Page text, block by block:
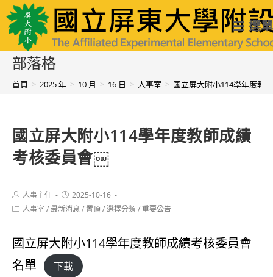
跳
轉
至
國立屏東大學附設實驗國民小學 選單
部落格
首頁 > 2025 年 > 10 月 > 16 日 > 人事室 > 國立屏大附小114學年度教
國立屏大附小114學年度教師成績
考核委員會￼
Post
author:
人事主任
Post
published:
2025-10-16
Post人事室 /最新消息 / 置頂/選擇分類/重要公告
國立屏大附小114學年度教師成績考核委員會
名單
下載